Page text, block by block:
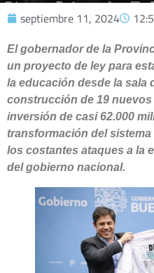
septiembre 11, 2024
El gobernador de la
un proyecto de ley para
la educación desde la sala
construcción de 19
inversión de casi 62.000
transformación del
los costantes ataques a la
del gobierno nacional.